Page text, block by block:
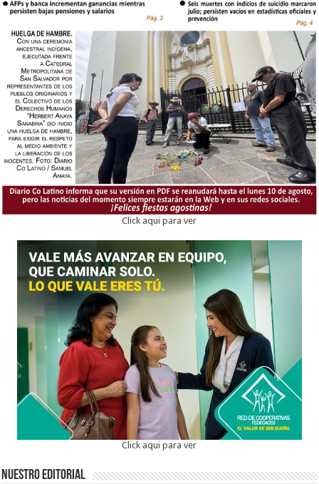
Click aqui para ver
Click aqui para ver
Nuestro Editorial